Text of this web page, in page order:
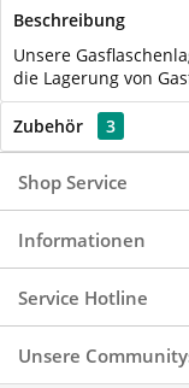
Beschreibung
Unsere
die Lagerung von
Zubehör 3
Shop Service
Informationen
Service Hotline
Unsere